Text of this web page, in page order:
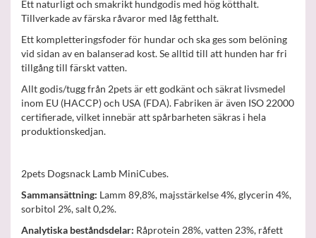
Ett naturligt och smakrikt hundgodis med hög kötthalt.
Tillverkade av färska råvaror med låg fetthalt.
Ett kompletteringsfoder för hundar och ska ges som belöning
vid sidan av en balanserad kost. Se alltid till att hunden har fri
tillgång till färskt vatten.
Allt godis/tugg från 2pets är ett godkänt och säkrat livsmedel
inom EU (HACCP) och USA (FDA). Fabriken är även ISO 22000
certifierade, vilket innebär att spårbarheten säkras i hela
produktionskedjan.
2pets Dogsnack Lamb MiniCubes.
Sammansättning: Lamm 89,8%, majsstärkelse 4%, glycerin 4%,
sorbitol 2%, salt 0,2%.
Analytiska beståndsdelar: Råprotein 28%, vatten 23%, råfett